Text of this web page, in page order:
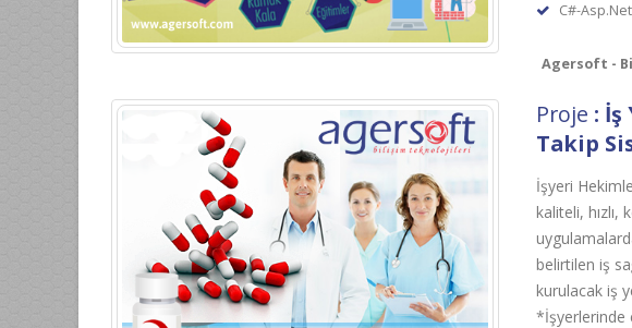
C#-
Agersoft -
Proje :
Takip
İşyeri
kaliteli, hızlı,
belirtilen iş
kurulacak iş
*İşyerlerinde